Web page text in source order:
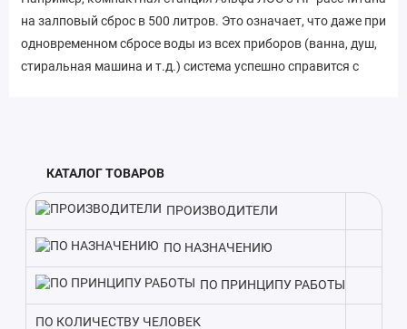
на залповый сброс в 500 литров. Это означает, что даже при
одновременном сбросе воды из всех приборов (ванна, душ,
стиральная машина и т.д.) система успешно справится с
автономной канализации на загородных участках, дачах и в
частных домах с небольшим количеством проживающих.
В комплекте с септиком идет вся необходимая оснастка.
гарантирует слаженную работу всех элементов очистки
стоков.
КАТАЛОГ ТОВАРОВ
ПРОИЗВОДИТЕЛИ
ПО НАЗНАЧЕНИЮ
ПО ПРИНЦИПУ РАБОТЫ
ПО КОЛИЧЕСТВУ ЧЕЛОВЕК